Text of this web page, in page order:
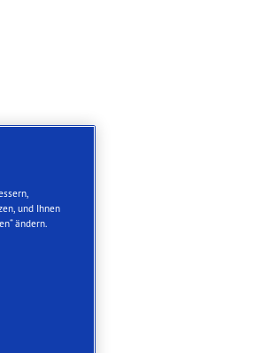
und Ihnen
ändern.